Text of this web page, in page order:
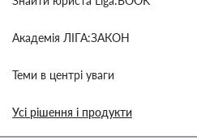
Академія ЛІГА:ЗАКОН
Теми в центрі уваги
Усі рішення і продукти